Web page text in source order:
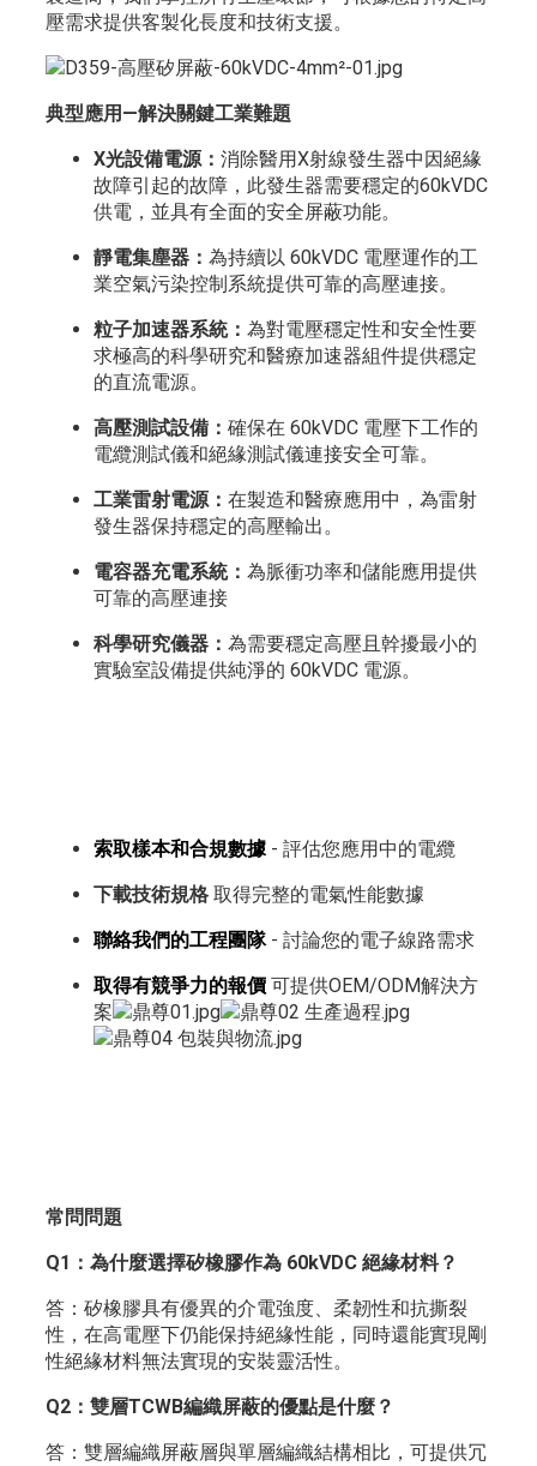
壓需求提供客製化長度和技術支援。
典型應用—解決關鍵工業難題
X光設備電源： 消除醫用X射線發生器中因絕緣
故障引起的故障，此發生器需要穩定的60kVDC
供電，並具有全面的安全屏蔽功能。
靜電集塵器： 為持續以 60kVDC 電壓運作的工
業空氣污染控制系統提供可靠的高壓連接。
粒子加速器系統： 為對電壓穩定性和安全性要
求極高的科學研究和醫療加速器組件提供穩定
的直流電源。
高壓測試設備： 確保在 60kVDC 電壓下工作的
電纜測試儀和絕緣測試儀連接安全可靠。
工業雷射電源： 在製造和醫療應用中，為雷射
發生器保持穩定的高壓輸出。
電容器充電系統： 為脈衝功率和儲能應用提供
可靠的高壓連接
科學研究儀器： 為需要穩定高壓且幹擾最小的
實驗室設備提供純淨的 60kVDC 電源。
索取樣本和合規數據- 評估您應用中的電纜
下載技術規格取得完整的電氣性能數據
聯絡我們的工程團隊- 討論您的電子線路需求
取得有競爭力的報價可提供OEM/ODM解決方
案
常問問題
Q1：為什麼選擇矽橡膠作為 60kVDC 絕緣材料？
答：矽橡膠具有優異的介電強度、柔韌性和抗撕裂
性，在高電壓下仍能保持絕緣性能，同時還能實現剛
性絕緣材料無法實現的安裝靈活性。
Q2：雙層TCWB編織屏蔽的優點是什麼？
答：雙層編織屏蔽層與單層編織結構相比，可提供冗